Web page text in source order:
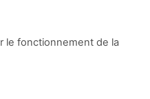
le fonctionnement de la